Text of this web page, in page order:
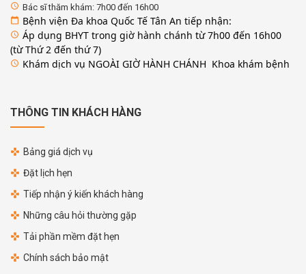
access_time Bác sĩ thăm khám: 7h00 đến 16h00
calendar_today Bệnh viện Đa khoa Quốc Tế Tân An tiếp nhận:
access_time Áp dụng BHYT trong giờ hành chánh từ 7h00 đến 16h00
(từ Thứ 2 đến thứ 7)
access_time Khám dịch vụ NGOÀI GIỜ HÀNH CHÁNH Khoa khám bệnh
THÔNG TIN KHÁCH HÀNG
Bảng giá dịch vụ
Đặt lịch hẹn
Tiếp nhận ý kiến khách hàng
Những câu hỏi thường gặp
Tải phần mềm đặt hẹn
Chính sách bảo mật